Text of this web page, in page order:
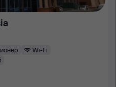
Wi-Fi